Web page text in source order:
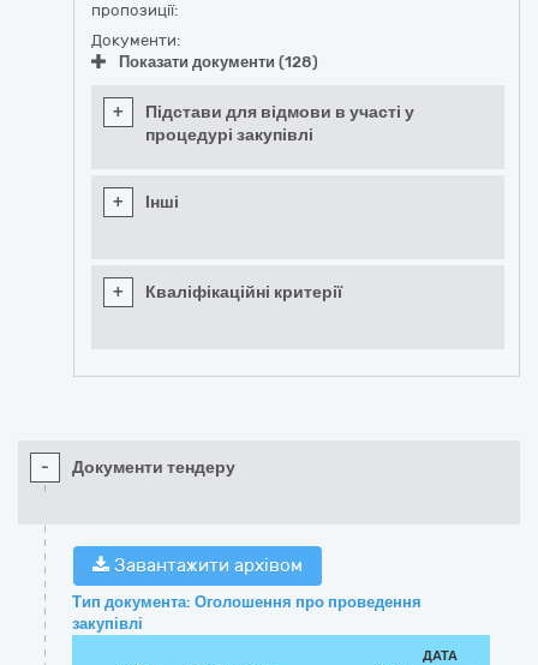
пропозиції:
Документи:
Показати документи (128)
+
Підстави для відмови в участі у
процедурі закупівлі
+ Інші
+ Кваліфікаційні критерії
- Документи тендеру
Завантажити архівом
Тип документа: Оголошення про проведення
закупівлі
ДАТА